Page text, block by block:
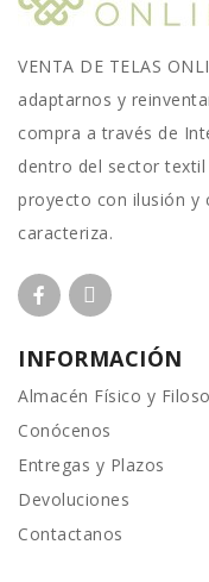
VENTA DE TELAS
adaptarnos y
compra a través de
dentro del sector
proyecto con ilusión y
caracteriza.
INFORMACIÓN
Almacén Físico y
Conócenos
Entregas y Plazos
Devoluciones
Contactanos